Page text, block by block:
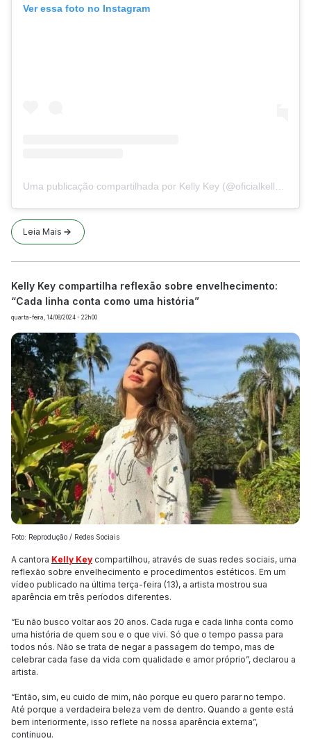
Ver essa foto no Instagram
Uma publicação compartilhada por Kelly Key (@oficialkellykey)
Leia Mais
Kelly Key compartilha reflexão sobre envelhecimento:
“Cada linha conta como uma história”
quarta-feira, 14/08/2024 - 22h00
Foto: Reprodução / Redes Sociais
A cantora Kelly Key compartilhou, através de suas redes sociais, uma
reflexão sobre envelhecimento e procedimentos estéticos. Em um
vídeo publicado na última terça-feira (13), a artista mostrou sua
aparência em três períodos diferentes.
“Eu não busco voltar aos 20 anos. Cada ruga e cada linha conta como
uma história de quem sou e o que vivi. Só que o tempo passa para
todos nós. Não se trata de negar a passagem do tempo, mas de
celebrar cada fase da vida com qualidade e amor próprio”, declarou a
artista.
“Então, sim, eu cuido de mim, não porque eu quero parar no tempo.
Até porque a verdadeira beleza vem de dentro. Quando a gente está
bem interiormente, isso reflete na nossa aparência externa”,
continuou.